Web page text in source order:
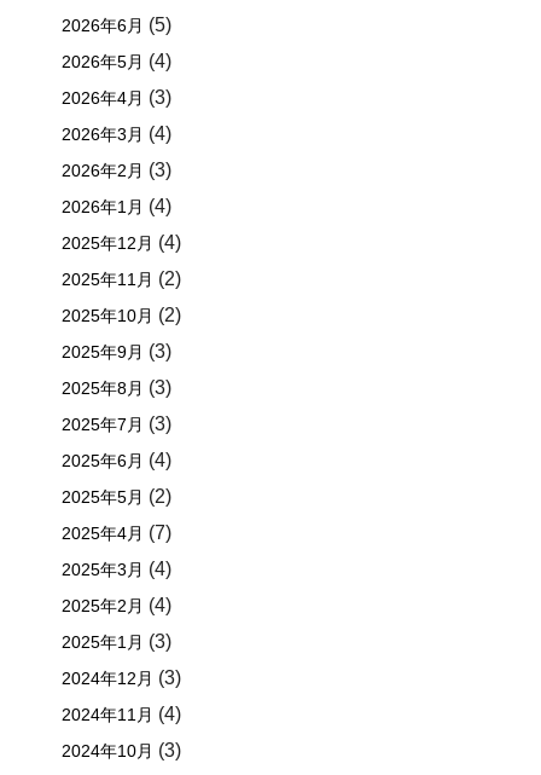
2026年6月 (5)
2026年5月 (4)
2026年4月 (3)
2026年3月 (4)
2026年2月 (3)
2026年1月 (4)
2025年12月 (4)
2025年11月 (2)
2025年10月 (2)
2025年9月 (3)
2025年8月 (3)
2025年7月 (3)
2025年6月 (4)
2025年5月 (2)
2025年4月 (7)
2025年3月 (4)
2025年2月 (4)
2025年1月 (3)
2024年12月 (3)
2024年11月 (4)
2024年10月 (3)